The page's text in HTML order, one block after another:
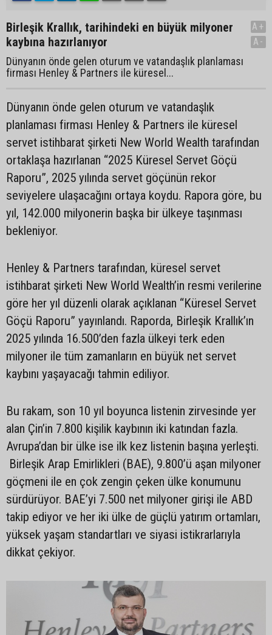
Birleşik Krallık, tarihindeki en büyük milyoner
kaybına hazırlanıyor
Dünyanın önde gelen oturum ve vatandaşlık planlaması
firması Henley & Partners ile küresel...
A+
A-
Dünyanın önde gelen oturum ve vatandaşlık
planlaması firması Henley & Partners ile küresel
servet istihbarat şirketi New World Wealth tarafından
ortaklaşa hazırlanan “2025 Küresel Servet Göçü
Raporu”, 2025 yılında servet göçünün rekor
seviyelere ulaşacağını ortaya koydu. Rapora göre, bu
yıl, 142.000 milyonerin başka bir ülkeye taşınması
bekleniyor.
Henley & Partners tarafından, küresel servet
istihbarat şirketi New World Wealth’in resmi verilerine
göre her yıl düzenli olarak açıklanan “Küresel Servet
Göçü Raporu” yayınlandı. Raporda, Birleşik Krallık’ın
2025 yılında 16.500’den fazla ülkeyi terk eden
milyoner ile tüm zamanların en büyük net servet
kaybını yaşayacağı tahmin ediliyor.
Bu rakam, son 10 yıl boyunca listenin zirvesinde yer
alan Çin’in 7.800 kişilik kaybının iki katından fazla.
Avrupa’dan bir ülke ise ilk kez listenin başına yerleşti.
Birleşik Arap Emirlikleri (BAE), 9.800’ü aşan milyoner
göçmeni ile en çok zengin çeken ülke konumunu
sürdürüyor. BAE’yi 7.500 net milyoner girişi ile ABD
takip ediyor ve her iki ülke de güçlü yatırım ortamları,
yüksek yaşam standartları ve siyasi istikrarlarıyla
dikkat çekiyor.